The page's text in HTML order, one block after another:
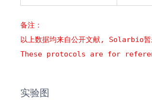
备注：
以上数据均来自公开文献, Solarbio暂
These protocols are for
实验图